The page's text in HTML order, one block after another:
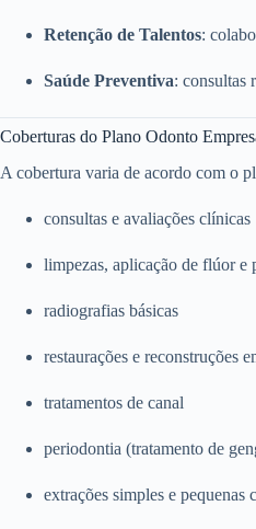
Retenção de Talentos:
Saúde Preventiva: consultas
Coberturas do Plano Odonto
A cobertura varia de acordo com o
consultas e avaliações clínicas
limpezas, aplicação de flúor e
radiografias básicas
restaurações e reconstruções
tratamentos de canal
periodontia (tratamento de
extrações simples e pequenas